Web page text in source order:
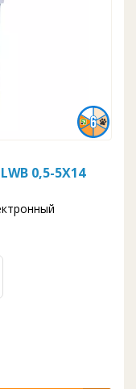
0,5-5X14